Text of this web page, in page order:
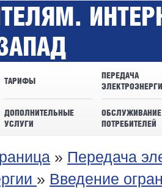
ТАРИФЫ
ПЕРЕДАЧА
ДОПОЛНИТЕЛЬНЫЕ
УСЛУГИ
ОБСЛУЖИВАНИЕ
ПОТРЕБИТЕЛЕЙ
» Передача
» Введение